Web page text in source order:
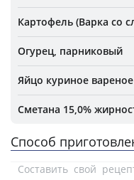
Картофель (Варка со
Огурец, парниковый
Яйцо куриное
Сметана 15,0%
Способ
Составить свой